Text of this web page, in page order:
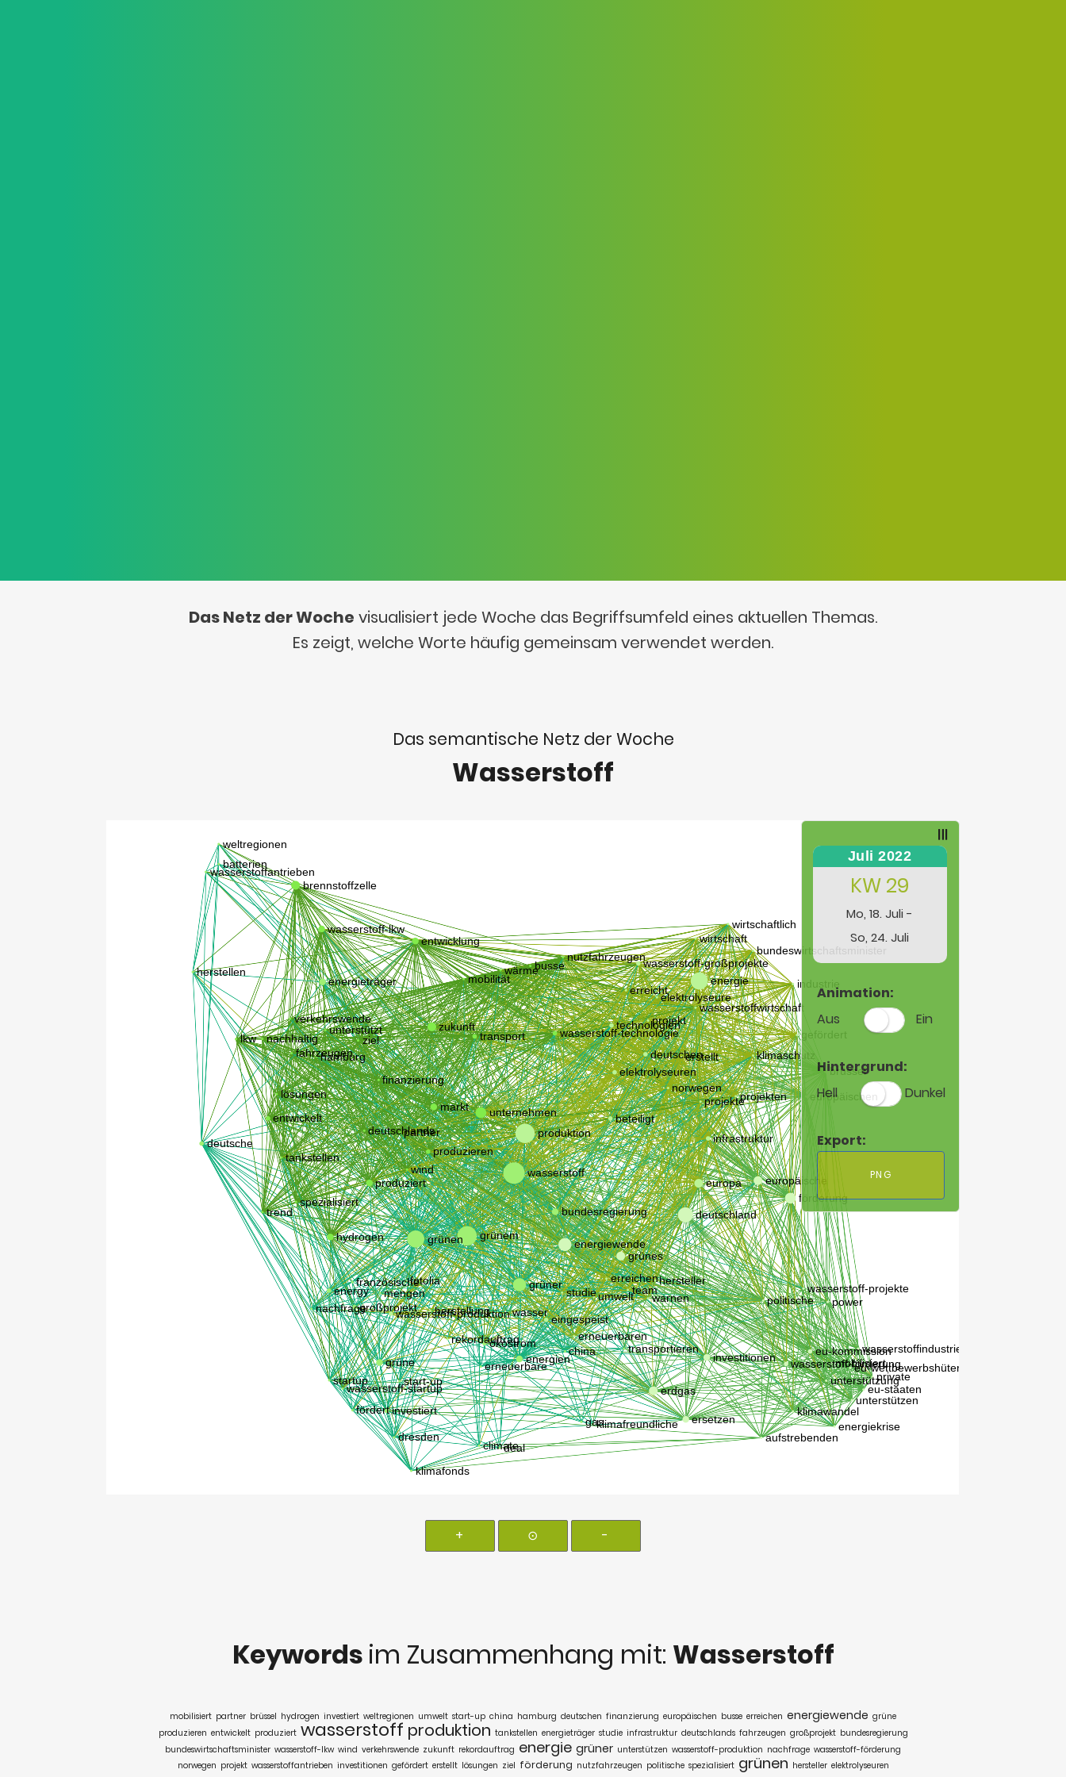
Das Netz der Woche visualisiert jede Woche das Begriffsumfeld eines aktuellen Themas.
Es zeigt, welche Worte häufig gemeinsam verwendet werden.
Das semantische Netz der Woche
Wasserstoff
+ ⊙ -
Juli 2022
KW 29
Mo, 18. Juli -
So, 24. Juli
Animation:
Aus
Ein
Hintergrund:
Hell
Dunkel
Export:
PNG
Keywords im Zusammenhang mit: Wasserstoff
mobilisiert partner brüssel hydrogen investiert weltregionen umwelt start-up china hamburg deutschen finanzierung europäischen busse erreichen energiewende grüne
produzieren entwickelt produziert wasserstoff produktion tankstellen energieträger studie infrastruktur deutschlands fahrzeugen großprojekt bundesregierung
bundeswirtschaftsminister wasserstoff-lkw wind verkehrswende zukunft rekordauftrag energie grüner unterstützen wasserstoff-produktion nachfrage wasserstoff-förderung
norwegen projekt wasserstoffantrieben investitionen gefördert erstellt lösungen ziel förderung nutzfahrzeugen politische spezialisiert grünen hersteller elektrolyseuren